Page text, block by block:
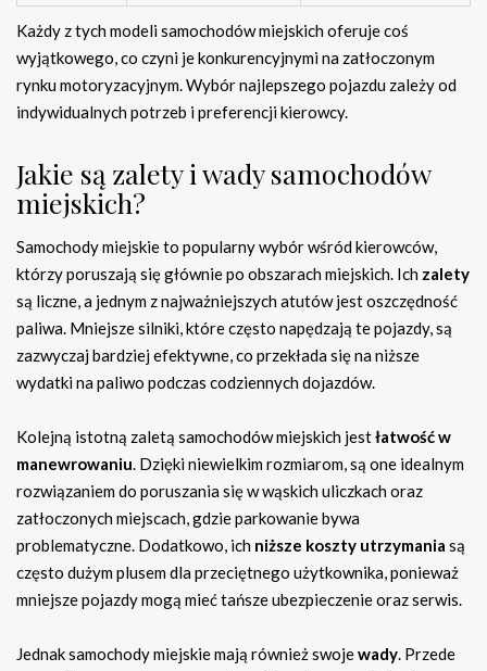
Każdy z tych modeli samochodów miejskich oferuje coś
wyjątkowego, co czyni je konkurencyjnymi na zatłoczonym
rynku motoryzacyjnym. Wybór najlepszego pojazdu zależy od
indywidualnych potrzeb i preferencji kierowcy.
Jakie są zalety i wady samochodów
miejskich?
Samochody miejskie to popularny wybór wśród kierowców,
którzy poruszają się głównie po obszarach miejskich. Ich zalety
są liczne, a jednym z najważniejszych atutów jest oszczędność
paliwa. Mniejsze silniki, które często napędzają te pojazdy, są
zazwyczaj bardziej efektywne, co przekłada się na niższe
wydatki na paliwo podczas codziennych dojazdów.
Kolejną istotną zaletą samochodów miejskich jestłatwość w
manewrowaniu. Dzięki niewielkim rozmiarom, są one idealnym
rozwiązaniem do poruszania się w wąskich uliczkach oraz
zatłoczonych miejscach, gdzie parkowanie bywa
problematyczne. Dodatkowo, ich niższe koszty utrzymania są
często dużym plusem dla przeciętnego użytkownika, ponieważ
mniejsze pojazdy mogą mieć tańsze ubezpieczenie oraz serwis.
Jednak samochody miejskie mają również swojewady. Przede